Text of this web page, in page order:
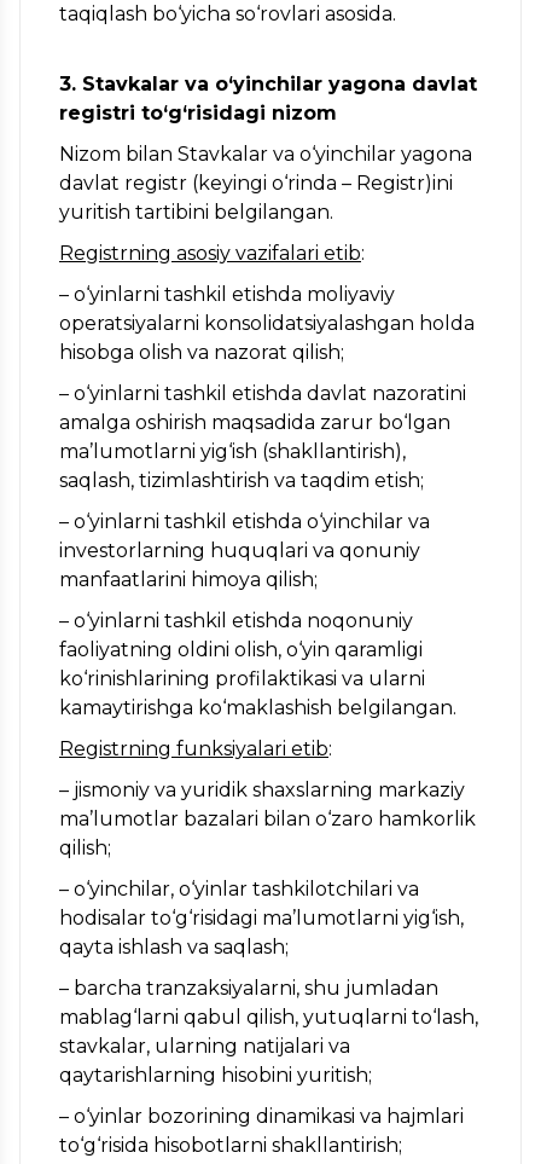
taqiqlash bo‘yicha so‘rovlari asosida.
3. Stavkalar va o‘yinchilar yagona davlat
registri to‘g‘risidagi nizom
Nizom bilan Stavkalar va o‘yinchilar yagona
davlat registr (keyingi o‘rinda – Registr)ini
yuritish tartibini belgilangan.
Registrning asosiy vazifalari etib:
– o‘yinlarni tashkil etishda moliyaviy
operatsiyalarni konsolidatsiyalashgan holda
hisobga olish va nazorat qilish;
– o‘yinlarni tashkil etishda davlat nazoratini
amalga oshirish maqsadida zarur bo‘lgan
ma’lumotlarni yig‘ish (shakllantirish),
saqlash, tizimlashtirish va taqdim etish;
– o‘yinlarni tashkil etishda o‘yinchilar va
investorlarning huquqlari va qonuniy
manfaatlarini himoya qilish;
– o‘yinlarni tashkil etishda noqonuniy
faoliyatning oldini olish, o‘yin qaramligi
ko‘rinishlarining profilaktikasi va ularni
kamaytirishga ko‘maklashish belgilangan.
Registrning funksiyalari etib:
– jismoniy va yuridik shaxslarning markaziy
ma’lumotlar bazalari bilan o‘zaro hamkorlik
qilish;
– o‘yinchilar, o‘yinlar tashkilotchilari va
hodisalar to‘g‘risidagi ma’lumotlarni yig‘ish,
qayta ishlash va saqlash;
– barcha tranzaksiyalarni, shu jumladan
mablag‘larni qabul qilish, yutuqlarni to‘lash,
stavkalar, ularning natijalari va
qaytarishlarning hisobini yuritish;
– o‘yinlar bozorining dinamikasi va hajmlari
to‘g‘risida hisobotlarni shakllantirish;